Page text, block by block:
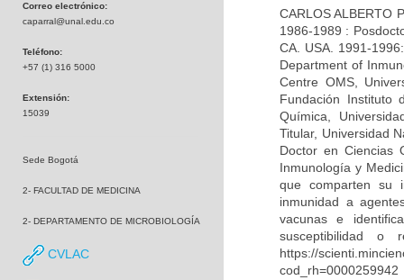
Correo electrónico:
caparral@unal.edu.co
Teléfono:
+57 (1) 316 5000
Extensión:
15039
Sede Bogotá
2- FACULTAD DE MEDICINA
2- DEPARTAMENTO DE MICROBIOLOGÍA
CVLAC
CARLOS ALBERTO
1986-1989 :
CA. USA. 1991-
Department of
Centre OMS,
Fundación Instituto
Química,
Titular, Universidad
Doctor en Ciencias
Inmunología y
que comparten su
inmunidad a
vacunas e
susceptibilidad o
https://
cod_rh=0000259942